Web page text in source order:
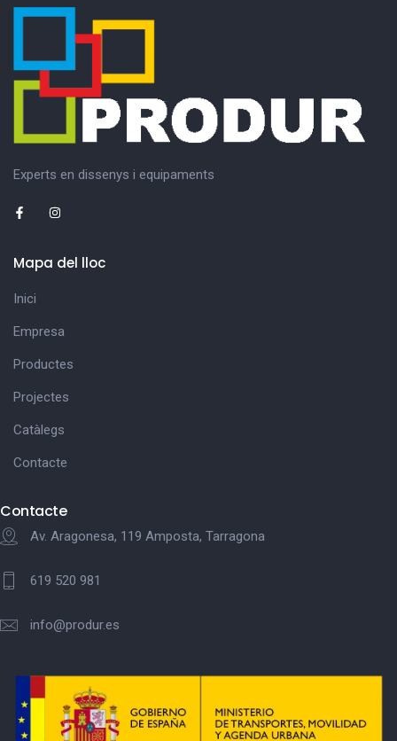
Experts en dissenys i equipaments
Mapa del lloc
Inici
Empresa
Productes
Projectes
Catàlegs
Contacte
Contacte
Av. Aragonesa, 119 Amposta, Tarragona
619 520 981
info@produr.es